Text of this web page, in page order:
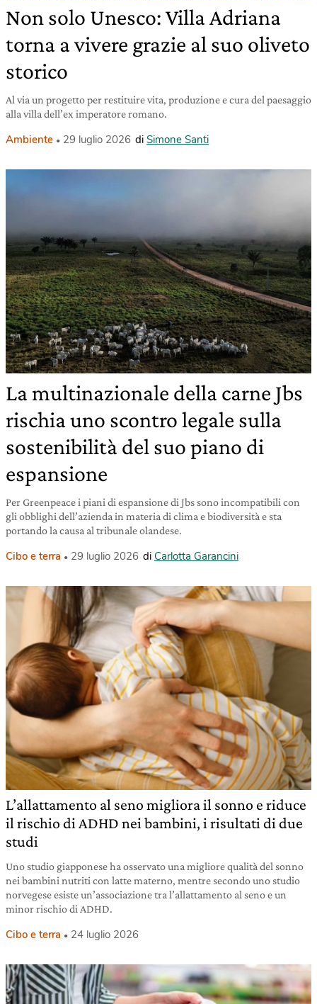
Non solo Unesco: Villa Adriana
torna a vivere grazie al suo oliveto
storico
Al via un progetto per restituire vita, produzione e cura del paesaggio
alla villa dell’ex imperatore romano.
Ambiente 29 luglio 2026 di Simone Santi
La multinazionale della carne Jbs
rischia uno scontro legale sulla
sostenibilità del suo piano di
espansione
Per Greenpeace i piani di espansione di Jbs sono incompatibili con
gli obblighi dell’azienda in materia di clima e biodiversità e sta
portando la causa al tribunale olandese.
Cibo e terra 29 luglio 2026 di Carlotta Garancini
L’allattamento al seno migliora il sonno e riduce
il rischio di ADHD nei bambini, i risultati di due
studi
Uno studio giapponese ha osservato una migliore qualità del sonno
nei bambini nutriti con latte materno, mentre secondo uno studio
norvegese esiste un’associazione tra l’allattamento al seno e un
minor rischio di ADHD.
Cibo e terra 24 luglio 2026